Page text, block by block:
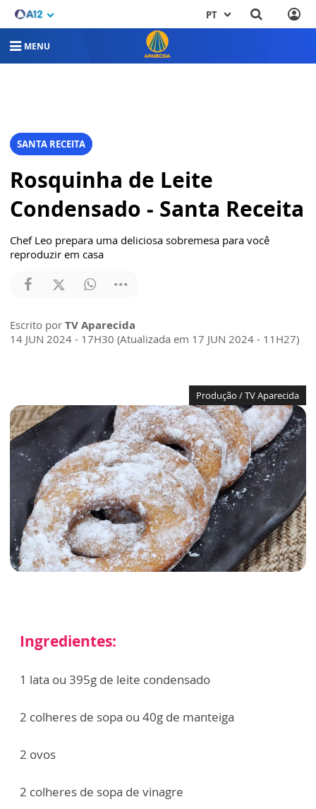
PT
MENU
SANTA RECEITA
Rosquinha de Leite
Condensado - Santa Receita
Chef Leo prepara uma deliciosa sobremesa para você
reproduzir em casa
Escrito por TV Aparecida
14 JUN 2024 - 17H30 (Atualizada em 17 JUN 2024 - 11H27)
Produção / TV Aparecida
Ingredientes:
1 lata ou 395g de leite condensado
2 colheres de sopa ou 40g de manteiga
2 ovos
2 colheres de sopa de vinagre